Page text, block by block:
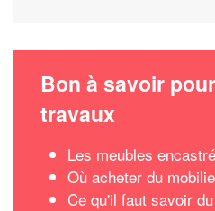
Bon à savoir
travaux
Les meubles
Où acheter du
Ce qu'il faut savoir